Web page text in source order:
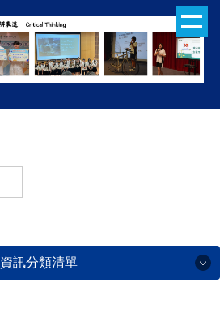
資訊分類清單